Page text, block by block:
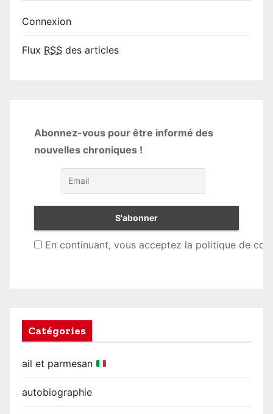
Connexion
Flux RSS des articles
Abonnez-vous pour être informé des
nouvelles chroniques !
En continuant, vous acceptez la politique de
Catégories
ail et parmesan
autobiographie